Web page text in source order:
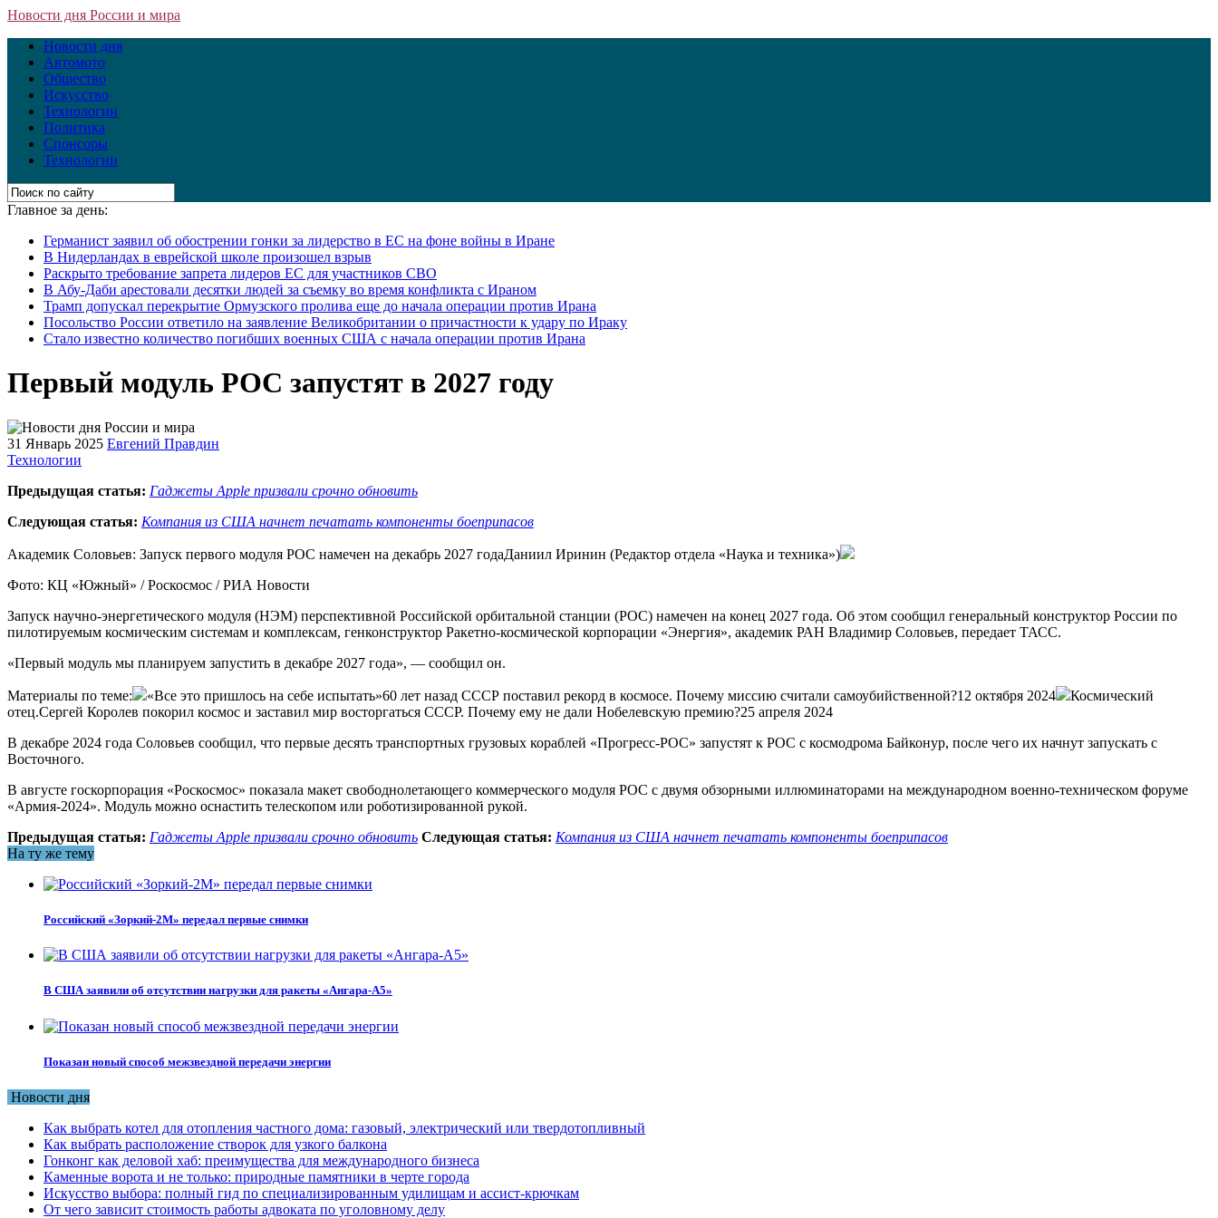
Новости дня России и мира
Новости дня
Автомото
Общество
Искусство
Технологии
Политика
Спонсоры
Технологии
Главное за день:
Германист заявил об обострении гонки за лидерство в ЕС на фоне войны в Иране
В Нидерландах в еврейской школе произошел взрыв
Раскрыто требование запрета лидеров ЕС для участников СВО
В Абу-Даби арестовали десятки людей за съемку во время конфликта с Ираном
Трамп допускал перекрытие Ормузского пролива еще до начала операции против Ирана
Посольство России ответило на заявление Великобритании о причастности к удару по Ираку
Стало известно количество погибших военных США с начала операции против Ирана
Первый модуль РОС запустят в 2027 году
31 Январь 2025 Евгений Правдин
Технологии
Предыдущая статья: Гаджеты Apple призвали срочно обновить
Следующая статья: Компания из США начнет печатать компоненты боеприпасов
Академик Соловьев: Запуск первого модуля РОС намечен на декабрь 2027 годаДаниил Иринин (Редактор отдела «Наука и техника»)
Фото: КЦ «Южный» / Роскосмос / РИА Новости
Запуск научно-энергетического модуля (НЭМ) перспективной Российской орбитальной станции (РОС) намечен на конец 2027 года. Об этом сообщил генеральный конструктор России по
пилотируемым космическим системам и комплексам, генконструктор Ракетно-космической корпорации «Энергия», академик РАН Владимир Соловьев, передает ТАСС.
«Первый модуль мы планируем запустить в декабре 2027 года», — сообщил он.
Материалы по теме: «Все это пришлось на себе испытать»60 лет назад СССР поставил рекорд в космосе. Почему миссию считали самоубийственной?12 октября 2024
Космический
отец.Сергей Королев покорил космос и заставил мир восторгаться СССР. Почему ему не дали Нобелевскую премию?25 апреля 2024
В декабре 2024 года Соловьев сообщил, что первые десять транспортных грузовых кораблей «Прогресс-РОС» запустят к РОС с космодрома Байконур, после чего их начнут запускать с
Восточного.
В августе госкорпорация «Роскосмос» показала макет свободнолетающего коммерческого модуля РОС с двумя обзорными иллюминаторами на международном военно-техническом форуме
«Армия-2024». Модуль можно оснастить телескопом или роботизированной рукой.
Предыдущая статья: Гаджеты Apple призвали срочно обновить Следующая статья: Компания из США начнет печатать компоненты боеприпасов
На ту же тему
Российский «Зоркий-2М» передал первые снимки
В США заявили об отсутствии нагрузки для ракеты «Ангара-А5»
Показан новый способ межзвездной передачи энергии
Новости дня
Как выбрать котел для отопления частного дома: газовый, электрический или твердотопливный
Как выбрать расположение створок для узкого балкона
Гонконг как деловой хаб: преимущества для международного бизнеса
Каменные ворота и не только: природные памятники в черте города
Искусство выбора: полный гид по специализированным удилищам и ассист-крючкам
От чего зависит стоимость работы адвоката по уголовному делу